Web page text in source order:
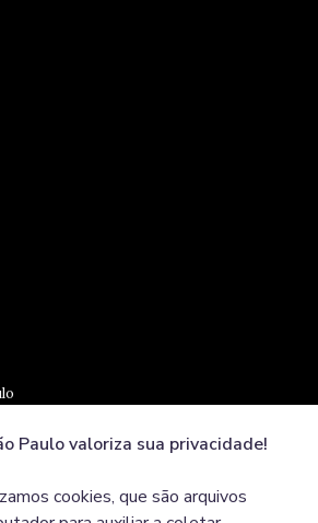
Paulo valoriza sua privacidade!
cookies, que são arquivos